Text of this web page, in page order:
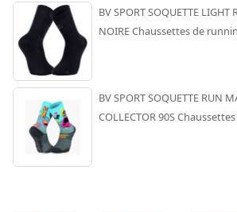
BV SPORT SOQUETTE LIGHT
NOIRE Chaussettes de
BV SPORT SOQUETTE RUN
COLLECTOR 90S